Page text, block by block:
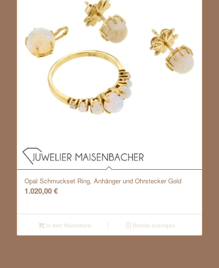
Opal Schmuckset Ring, Anhänger und Ohrstecker Gold
1.020,00€
In den Warenkorb Details anzeigen